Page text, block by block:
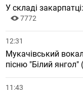
У складі
7772
12:31
Мукачівський
пісню "Білий янгол"
11:43